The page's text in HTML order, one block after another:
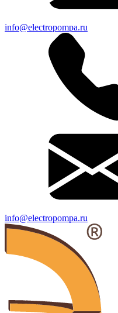
info@electropompa.ru
info@electropompa.ru